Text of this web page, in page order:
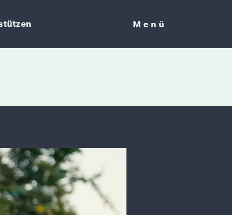
Menü
Menü